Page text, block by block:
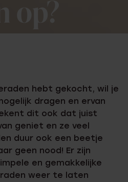
hebt gekocht, wil je
dragen en ervan
dit ook dat juist
geniet en ze veel
duur ook een beetje
geen nood! Er zijn
en gemakkelijke
weer te laten